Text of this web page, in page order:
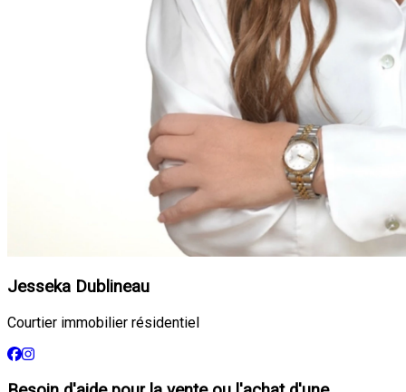
Jesseka Dublineau
Courtier immobilier résidentiel